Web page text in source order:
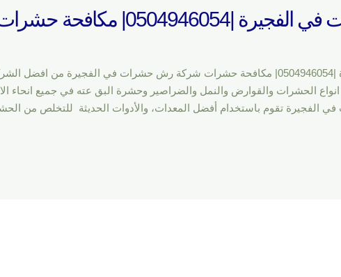
مكافحة حشرات
شركة رش حشرات في الفجيرة |0504946054| مكافحة حشرات شركة رش حشرات في الفجيرة
الحشرات والقوارض والنمل والضراصير وحشرة البق عته في جميع
تقوم باستخدام أفضل المعدات، والأدوات الحديثة للتخلص من